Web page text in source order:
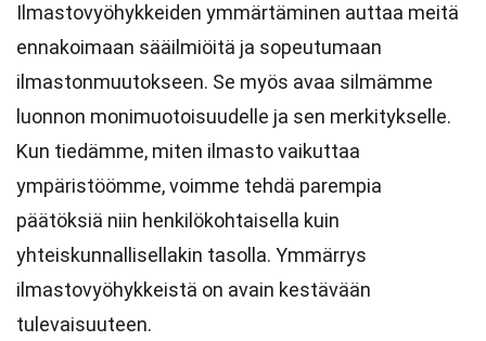
Ilmastovyöhykkeiden ymmärtäminen auttaa meitä
ennakoimaan sääilmiöitä ja sopeutumaan
ilmastonmuutokseen. Se myös avaa silmämme
luonnon monimuotoisuudelle ja sen merkitykselle.
Kun tiedämme, miten ilmasto vaikuttaa
ympäristöömme, voimme tehdä parempia
päätöksiä niin henkilökohtaisella kuin
yhteiskunnallisellakin tasolla. Ymmärrys
ilmastovyöhykkeistä on avain kestävään
tulevaisuuteen.